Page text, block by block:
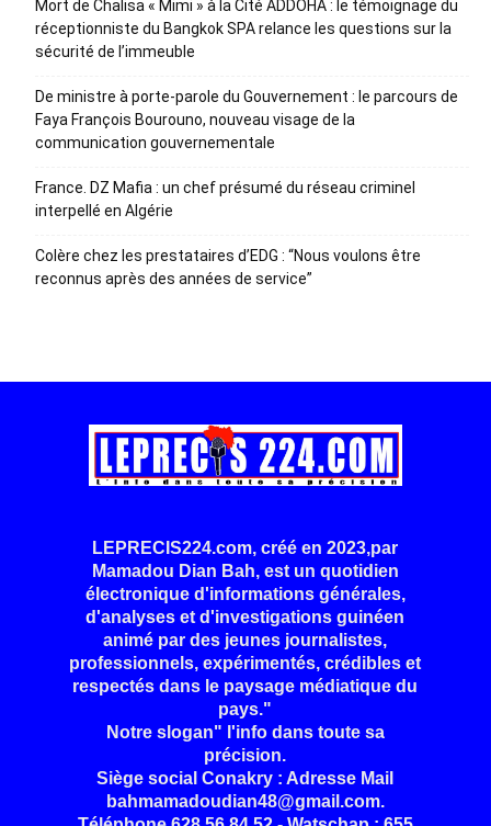
Mort de Chalisa « Mimi » à la Cité ADDOHA : le témoignage du
réceptionniste du Bangkok SPA relance les questions sur la
sécurité de l’immeuble
De ministre à porte-parole du Gouvernement : le parcours de
Faya François Bourouno, nouveau visage de la
communication gouvernementale
France. DZ Mafia : un chef présumé du réseau criminel
interpellé en Algérie
Colère chez les prestataires d’EDG : “Nous voulons être
reconnus après des années de service”
LEPRECIS224.com, créé en 2023,par
Mamadou Dian Bah, est un quotidien
électronique d'informations générales,
d'analyses et d'investigations guinéen
animé par des jeunes journalistes,
professionnels, expérimentés, crédibles et
respectés dans le paysage médiatique du
pays."
Notre slogan" l'info dans toute sa
précision.
Siège social Conakry : Adresse Mail
bahmamadoudian48@gmail.com.